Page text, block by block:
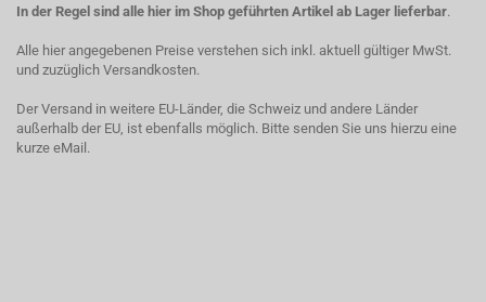
In der Regel sind alle hier im Shop geführten Artikel ab Lager lieferbar.
Alle hier angegebenen Preise verstehen sich inkl. aktuell gültiger MwSt.
und zuzüglich Versandkosten.
Der Versand in weitere EU-Länder, die Schweiz und andere Länder
außerhalb der EU, ist ebenfalls möglich. Bitte senden Sie uns hierzu eine
kurze eMail.